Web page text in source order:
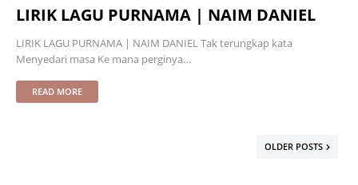
LIRIK LAGU PURNAMA | NAIM DANIEL
LIRIK LAGU PURNAMA | NAIM DANIEL Tak terungkap kata
Menyedari masa Ke mana perginya…
READ MORE
OLDER POSTS